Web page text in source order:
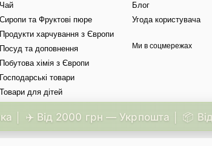
Чай
Сиропи та Фруктові пюре
Продукти харчування з Європи
Посуд та доповнення
Побутова хімія з Європи
Господарські товари
Товари для дітей
Блог
Угода користувача
Ми в соцмережах